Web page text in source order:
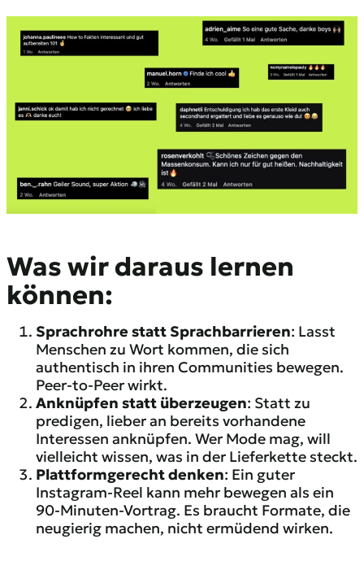
Was wir daraus lernen
können:
Sprachrohre statt Sprachbarrieren: Lasst
Menschen zu Wort kommen, die sich
authentisch in ihren Communities bewegen.
Peer-to-Peer wirkt.
Anknüpfen statt überzeugen: Statt zu
predigen, lieber an bereits vorhandene
Interessen anknüpfen. Wer Mode mag, will
vielleicht wissen, was in der Lieferkette steckt.
Plattformgerecht denken: Ein guter
Instagram-Reel kann mehr bewegen als ein
90-Minuten-Vortrag. Es braucht Formate, die
neugierig machen, nicht ermüdend wirken.